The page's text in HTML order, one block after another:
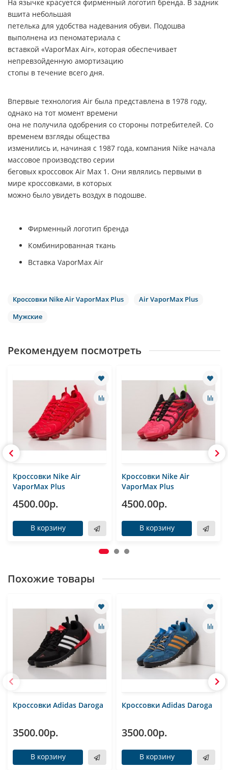
На язычке красуется фирменный логотип бренда. В задник
вшита небольшая
петелька для удобства надевания обуви. Подошва
выполнена из пеноматериала с
вставкой «VaporMax Air», которая обеспечивает
непревзойденную амортизацию
стопы в течение всего дня.
Впервые технология Air была представлена в 1978 году,
однако на тот момент времени
она не получила одобрения со стороны потребителей. Со
временем взгляды общества
изменились и, начиная с 1987 года, компания Nike начала
массовое производство серии
беговых кроссовок Air Max 1 . Они являлись первыми в
мире кроссовками, в которых
можно было увидеть воздух в подошве.
Фирменный логотип бренда
Комбинированная ткань
Вставка VaporMax Air
Кроссовки Nike Air VaporMax Plus
Air VaporMax Plus
Мужские
Рекомендуем посмотреть
Кроссовки Nike Air
VaporMax Plus
4500.00р.
В корзину
Кроссовки Nike Air
VaporMax Plus
4500.00р.
В корзину
Похожие товары
Кроссовки Adidas Daroga
3500.00р.
В корзину
Кроссовки Adidas Daroga
3500.00р.
В корзину